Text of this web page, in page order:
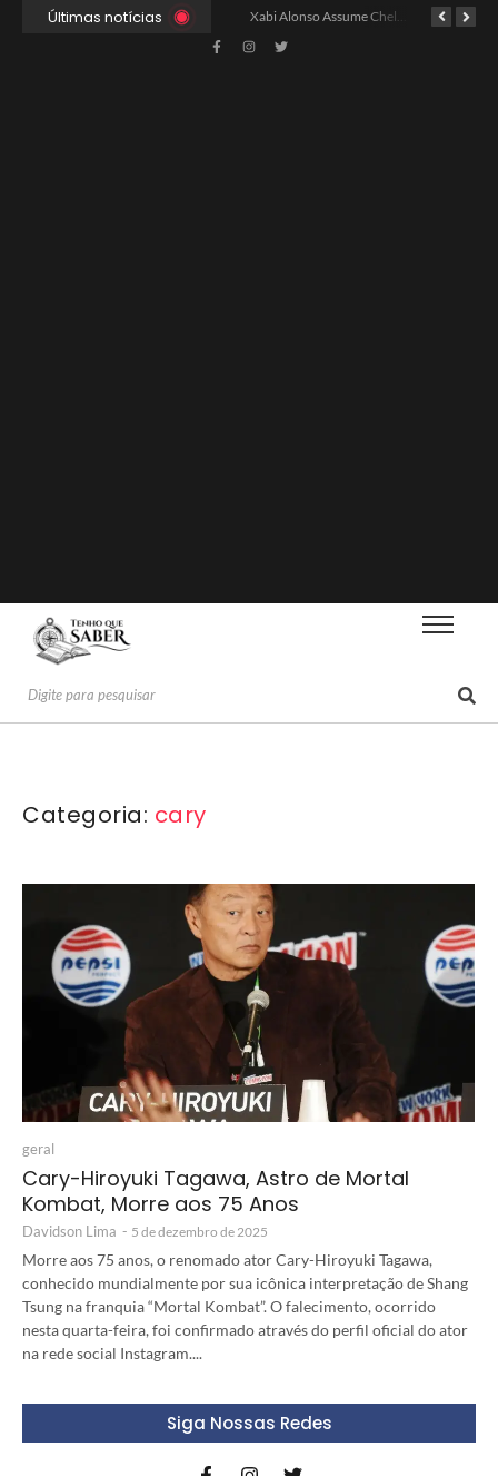
Últimas notícias
Ancelotti Avalia Elenco Final para Convocação da Copa Xabi Alonso Assume Chelsea: Nova Estratégia Gerencial e Contrato Até 2030
Categoria: cary
geral
Cary-Hiroyuki Tagawa, Astro de Mortal
Kombat, Morre aos 75 Anos
Davidson Lima - 5 de dezembro de 2025
Morre aos 75 anos, o renomado ator Cary-Hiroyuki Tagawa,
conhecido mundialmente por sua icônica interpretação de Shang
Tsung na franquia “Mortal Kombat”. O falecimento, ocorrido
nesta quarta-feira, foi confirmado através do perfil oficial do ator
na rede social Instagram....
Siga Nossas Redes